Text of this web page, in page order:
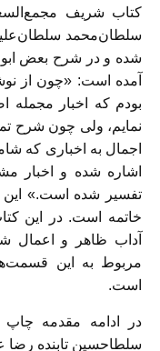
کتاب شریف
سلطان‌محمد
شده و در شرح بعض
آمده است: «چون از
بودم که اخبار
نمایم، ولی چون شرح
اجمال به اخباری که
اشاره شده و اخبار
تفسیر شده است.» این
خاتمه است. در این
آداب ظاهر و اعمال
مربوط به این
است.
در ادامه مقدمه
سلطاحسین تابنده